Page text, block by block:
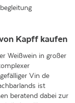
Kapff kaufen
Weißwein in großer
Vin de
ist
beratend dabei zur